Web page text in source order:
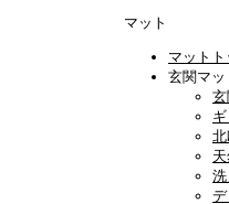
マット
マット
玄関マッ